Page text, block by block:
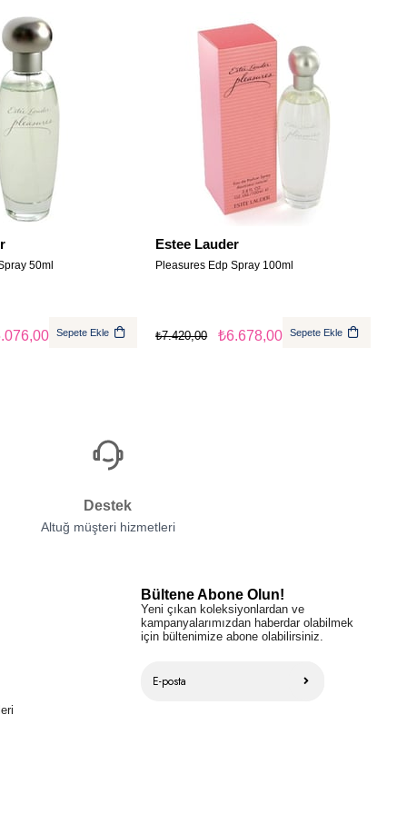
50ml
Sepete Ekle
Estee Lauder
Pleasures Edp Spray 100ml
₺6.678,00
₺7.420,00 Sepete Ekle
Destek
Altuğ müşteri hizmetleri
Bültene Abone Olun!
Yeni çıkan koleksiyonlardan ve
kampanyalarımızdan haberdar olabilmek
için bültenimize abone olabilirsiniz.